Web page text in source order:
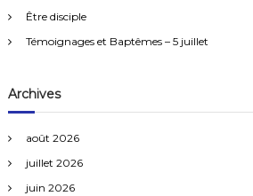
:
Être disciple
Témoignages et Baptêmes – 5 juillet
Archives
août 2026
juillet 2026
juin 2026